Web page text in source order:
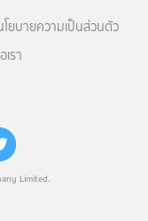
Limited.
โยบายความเป็นส่วนตัว
รา